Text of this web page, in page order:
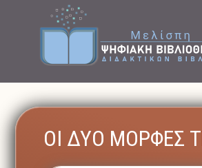
ΟΙ ΔΥΟ ΜΟΡΦΕΣ